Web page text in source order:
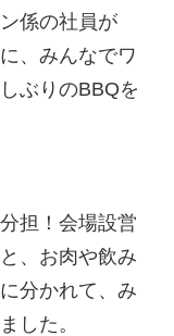
係の社員が
、みんなでワ
ぶりのBBQを
担！会場設営
、お⾁や飲み
分かれて、み
した。